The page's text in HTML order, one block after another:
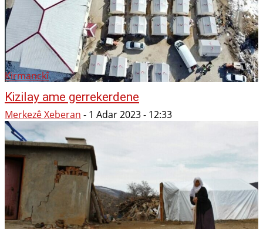
Kirmanckî
Kizilay ame gerrekerdene
Merkezê Xeberan - 1 Adar 2023 - 12:33